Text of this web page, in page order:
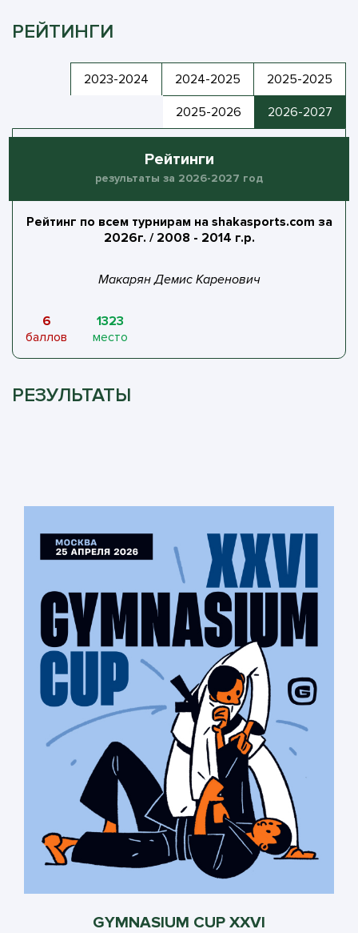
РЕЙТИНГИ
2023-2024 2024-2025 2025-2025
2025-2026 2026-2027
Рейтинги
результаты за 2026-2027 год
Рейтинг по всем турнирам на shakasports.com за
2026г. / 2008 - 2014 г.р.
Макарян Демис Каренович
6
баллов
1323
место
РЕЗУЛЬТАТЫ
GYMNASIUM CUP XXVI